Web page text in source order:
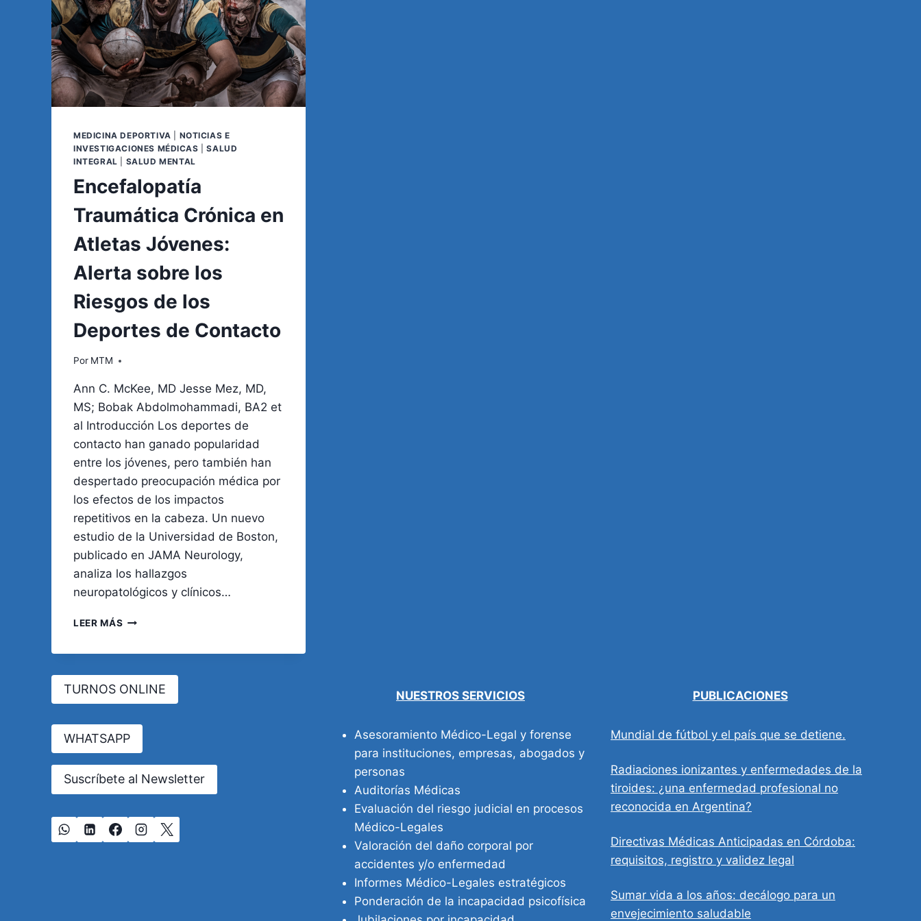
MEDICINA DEPORTIVA
NOTICIAS E
INVESTIGACIONES MÉDICAS |SALUD
INTEGRAL
SALUD MENTAL
Encefalopatía
Traumática Crónica en
Atletas Jóvenes:
Alerta sobre los
Riesgos de los
Deportes de Contacto
Por MTM
Ann C. McKee, MD Jesse Mez, MD,
MS; Bobak Abdolmohammadi, BA2 et
al Introducción Los deportes de
contacto han ganado popularidad
entre los jóvenes, pero también han
despertado preocupación médica por
los efectos de los impactos
repetitivos en la cabeza. Un nuevo
estudio de la Universidad de Boston,
publicado en JAMA Neurology,
analiza los hallazgos
neuropatológicos y clínicos…
LEER MÁS ENCEFALOPATÍA
ATLETAS
JÓVENES:
ALERTA
LOS
RIESGOS
DE
LOS
DEPORTES
CONTACTO
TURNOS ONLINE
WHATSAPP
Suscríbete al Newsletter
NUESTROS SERVICIOS
Asesoramiento Médico-Legal y forense
para instituciones, empresas, abogados y
personas
Auditorías Médicas
Evaluación del riesgo judicial en procesos
Médico-Legales
Valoración del daño corporal por
accidentes y/o enfermedad
Informes Médico-Legales estratégicos
Ponderación de la incapacidad psicofísica
PUBLICACIONES
Mundial de fútbol y el país que se detiene.
Radiaciones ionizantes y enfermedades de la
tiroides: ¿una enfermedad profesional no
reconocida en Argentina?
Directivas Médicas Anticipadas en Córdoba:
requisitos, registro y validez legal
Sumar vida a los años: decálogo para un
envejecimiento saludable